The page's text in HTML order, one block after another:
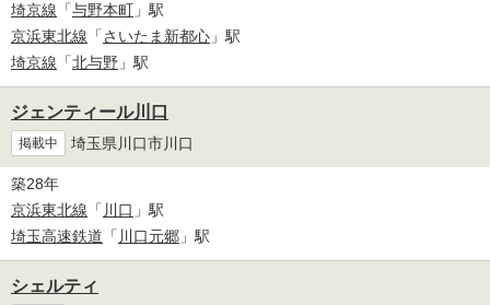
埼京線 「与野本町 」駅
京浜東北線 「さいたま新都心 」駅
埼京線 「北与野 」駅
ジェンティール川口
掲載中 埼玉県川口市川口
築28年
京浜東北線 「 川口 」駅
埼玉高速鉄道 「 川口元郷 」駅
シェルティ